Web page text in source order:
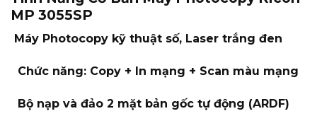
MP 3055SP
Máy Photocopy kỹ thuật số, Laser trắng đen
Chức năng: Copy + In mạng + Scan màu mạng
Bộ nạp và đảo 2 mặt bản gốc tự động (ARDF)